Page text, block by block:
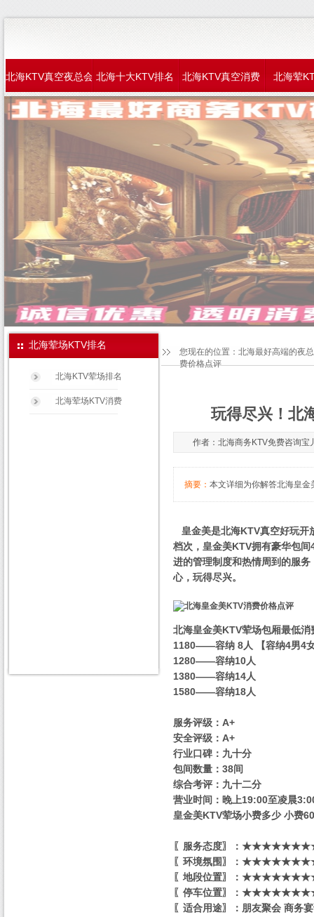
北海KTV真空夜总会 北海十大KTV排名 北海KTV真空消费 北海荤
您现在的位置： 北海最好高端的夜
费价格点评
北海荤场KTV排名
北海KTV荤场排名
北海荤场KTV消费
玩得尽兴！北
作者：北海商务KTV免费咨询
摘要： 本文详细为你解答北海皇
皇金美是北海KTV真空好玩开
档次，皇金美KTV拥有豪华包
进的管理制度和热情周到的服
心，玩得尽兴。
北海皇金美KTV荤场包厢最低消
1180——容纳 8人 【容纳4男4
1280——容纳10人
1380——容纳14人
1580——容纳18人
服务评级：A+
安全评级：A+
行业口碑：九十分
包间数量：38间
综合考评：九十二分
营业时间：晚上19:00至凌晨
皇金美KTV荤场小费多少 小费
〖服务态度〗：
〖环境氛围〗：
〖地段位置〗：
〖停车位置〗：
〖适合用途〗：朋友聚会 商务